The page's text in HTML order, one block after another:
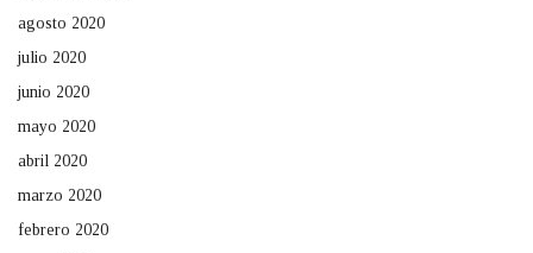
agosto 2020
julio 2020
junio 2020
mayo 2020
abril 2020
marzo 2020
febrero 2020